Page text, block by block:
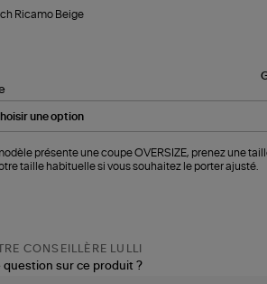
Ricamo Beige
présente une coupe OVERSIZE, prenez une
taille habituelle si vous souhaitez le porter ajusté.
CONSEILLÈRE LULLI
question sur ce produit ?